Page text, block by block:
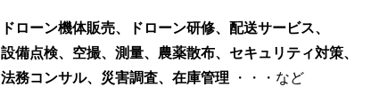
ドローン機体販売、ドローン研修、配送サービス、
設備点検、空撮、測量、農薬散布、セキュリティ対策、
法務コンサル、災害調査、在庫管理 ・・・など